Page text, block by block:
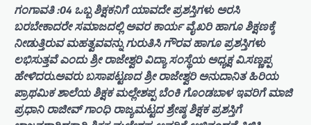
ಗಂಗಾವತಿ :04 ಒಬ್ಬ ಶಿಕ್ಷಕನಿಗೆ ಯಾವದೇ ಪ್ರಶಸ್ತಿಗಳು ಅರಸಿ
ಬರಬೇಕಾದರೇ ಸಮಾಜದಲ್ಲಿ ಅವರ ಕಾರ್ಯ ವೈಖರಿ ಹಾಗೂ ಶಿಕ್ಷಣಕ್ಕೆ
ನೀಡುತ್ತಿರುವ ಮಹತ್ವವವನ್ನು ಗುರುತಿಸಿ ಗೌರವ ಹಾಗೂ ಪ್ರಶಸ್ತಿಗಳು
ಲಭಿಸುತ್ತವೆ ಎಂದು ಶ್ರೀ ರಾಜೇಶ್ವರಿ ವಿದ್ಯಾ ಸಂಸ್ಥೆಯ ಅಧ್ಯಕ್ಷ ವಿ.ಸಣ್ಣಪ್ಪ
ಹೇಳಿದರು.ಅವರು ಬಸಾಪಟ್ಟಣದ ಶ್ರೀ ರಾಜೇಶ್ವರಿ ಅನುದಾನಿತ ಹಿರಿಯ
ಪ್ರಾಥಮಿಕ ಶಾಲೆಯ ಶಿಕ್ಷಕ ಮಲ್ಲೇಶಪ್ಪ ಬೆಂಕಿ ಗೊಂಡಬಾಳ ಇವರಿಗೆ ಮಾಜಿ
ಪ್ರಧಾನಿ ರಾಜೀವ್ ಗಾಂಧಿ ರಾಜ್ಯಮಟ್ಟದ ಶ್ರೇಷ್ಠ ಶಿಕ್ಷಕ ಪ್ರಶಸ್ತಿಗೆ